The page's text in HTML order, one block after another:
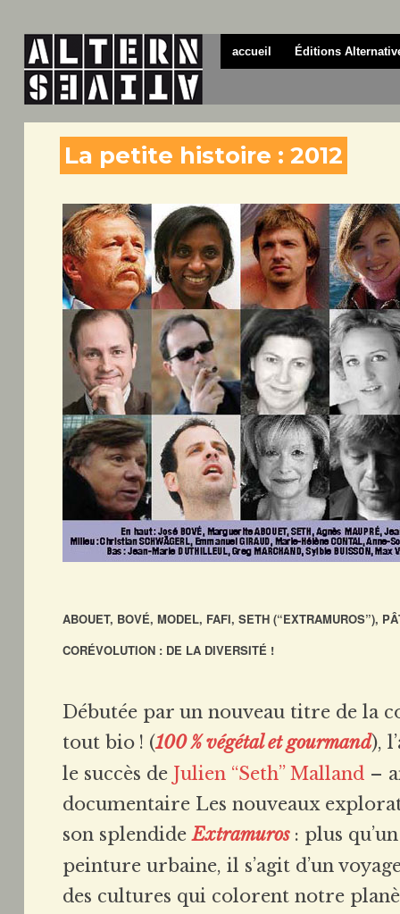
accueil Éditions
La petite histoire : 2012
ABOUET, BOVÉ, MODEL, FAFI, SETH (“EXTRAMUROS”),
CORÉVOLUTION : DE LA DIVERSITÉ !
Débutée par un nouveau titre de la
tout bio ! (100% végétal et gourmand),
le succès de Julien “Seth” Malland –
documentaire Les nouveaux
son splendideExtramuros : plus
peinture urbaine, il s’agit d’un
des cultures qui colorent notre